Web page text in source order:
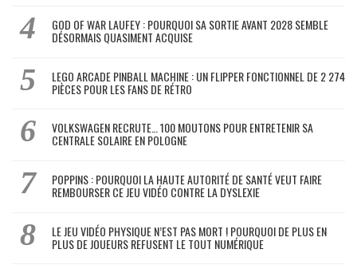
GOD OF WAR LAUFEY : POURQUOI SA SORTIE AVANT 2028 SEMBLE
DÉSORMAIS QUASIMENT ACQUISE
LEGO ARCADE PINBALL MACHINE : UN FLIPPER FONCTIONNEL DE 2 274
PIÈCES POUR LES FANS DE RÉTRO
VOLKSWAGEN RECRUTE… 100 MOUTONS POUR ENTRETENIR SA
CENTRALE SOLAIRE EN POLOGNE
POPPINS : POURQUOI LA HAUTE AUTORITÉ DE SANTÉ VEUT FAIRE
REMBOURSER CE JEU VIDÉO CONTRE LA DYSLEXIE
LE JEU VIDÉO PHYSIQUE N’EST PAS MORT ! POURQUOI DE PLUS EN
PLUS DE JOUEURS REFUSENT LE TOUT NUMÉRIQUE